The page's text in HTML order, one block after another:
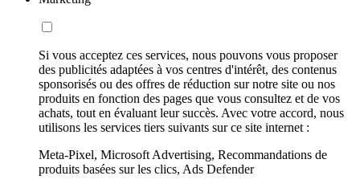
Si vous acceptez ces services, nous pouvons vous proposer
des publicités adaptées à vos centres d'intérêt, des contenus
sponsorisés ou des offres de réduction sur notre site ou nos
produits en fonction des pages que vous consultez et de vos
achats, tout en évaluant leur succès. Avec votre accord, nous
utilisons les services tiers suivants sur ce site internet :
Meta-Pixel, Microsoft Advertising, Recommandations de
produits basées sur les clics, Ads Defender